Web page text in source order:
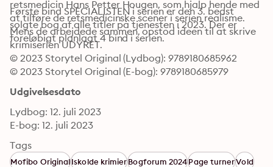
retsmedicin Hans Petter Hougen, som hjalp hende med
at tilføre de retsmedicinske scener i serien realisme.
Mens de arbejdede sammen, opstod ideen til at skrive
krimiserien UDYRET.
Første bind SPECIALISTEN i serien er den 3. bedst
solgte bog af alle titler på tjenesten i 2023. Der er
foreløbigt planlagt 4 bind i serien.
© 2023 Storytel Original (Lydbog): 9789180685962
© 2023 Storytel Original (E-bog): 9789180685979
Udgivelsesdato
Lydbog: 12. juli 2023
E-bog: 12. juli 2023
Tags
Mofibo OriginalIskolde krimierBogforum 2024Page turnerVold